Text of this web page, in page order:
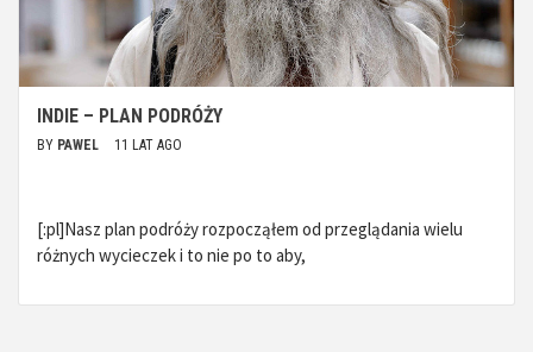
INDIE – PLAN PODRÓŻY
BY PAWEL 11 LAT AGO
[:pl]Nasz plan podróży rozpocząłem od przeglądania wielu
różnych wycieczek i to nie po to aby,